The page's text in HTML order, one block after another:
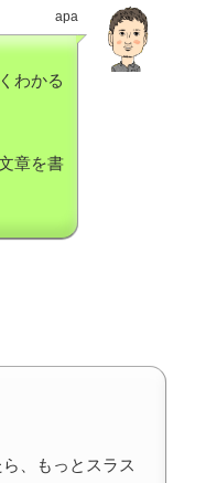
apa
わかる
章を書
、もっとスラス